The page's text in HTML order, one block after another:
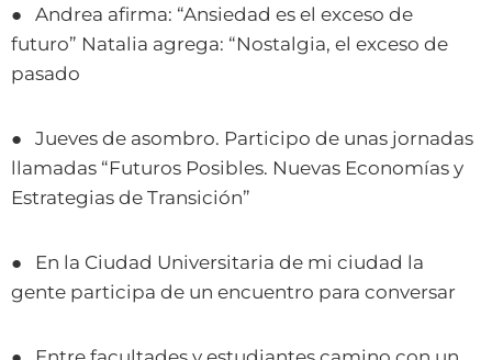
● Andrea afirma: “Ansiedad es el exceso de
futuro” Natalia agrega: “Nostalgia, el exceso de
pasado
● Jueves de asombro. Participo de unas jornadas
llamadas “Futuros Posibles. Nuevas Economías y
Estrategias de Transición”
● En la Ciudad Universitaria de mi ciudad la
gente participa de un encuentro para conversar